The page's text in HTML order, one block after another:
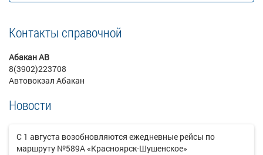
Контакты справочной
Абакан АВ
8(3902)223708
Автовокзал Абакан
Новости
С 1 августа возобновляются ежедневные рейсы по
маршруту №589А «Красноярск-Шушенское»